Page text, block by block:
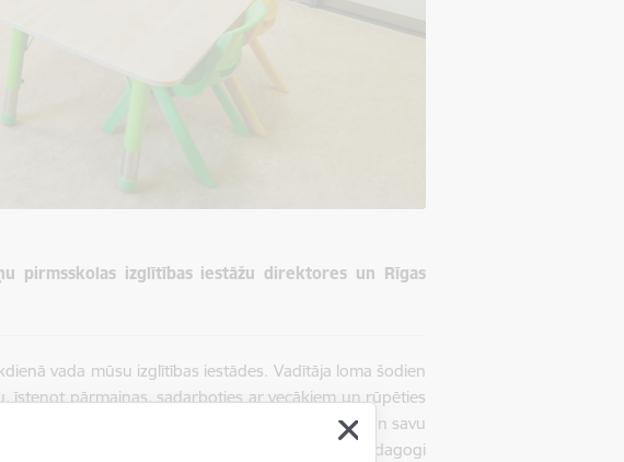
pirmsskolas izglītības iestāžu direktores un Rīgas
vada mūsu izglītības iestādes. Vadītāja loma šodien
pārmaiņas, sadarboties ar vecākiem un rūpēties
un enerģiju sniegs nozīmīgu ieguldījumu gan savu
un veidot vidi, kurā bērni, jaunieši un pedagogi